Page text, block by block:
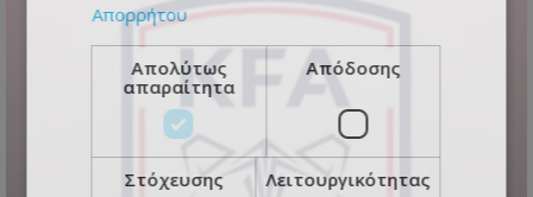
Απορρήτου
Απολύτως
απαραίτητα
Απόδοσης
Στόχευσης Λειτουργικότητας